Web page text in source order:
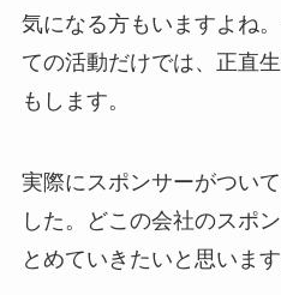
気になる方もいますよね
ての活動だけでは、正直
もします。
実際にスポンサーがつい
した。どこの会社のスポ
とめていきたいと思います